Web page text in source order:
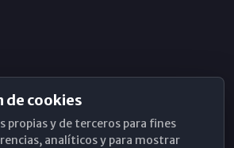
de cookies
propias y de terceros para fines
analíticos y para mostrar